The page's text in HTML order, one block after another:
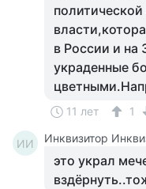
в России и на
украденные
11 лет 1
ИИ Инквизитор
это украл